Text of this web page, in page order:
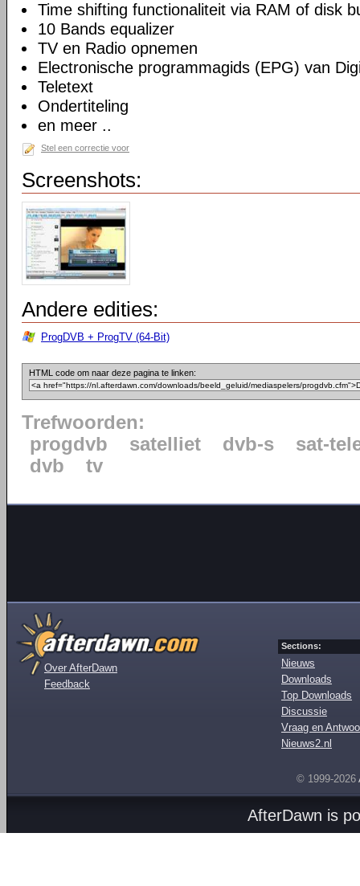
Time shifting functionaliteit via RAM of disk
10 Bands equalizer
TV en Radio opnemen
Electronische programmagids (EPG) van
Teletext
Ondertiteling
en meer ..
Stel een correctie voor
Screenshots:
Andere edities:
ProgDVB + ProgTV (64-Bit)
HTML code om naar deze pagina te linken:
Trefwoorden:
progdvb
satelliet dvb-s
sat-
dvb
tv
Over AfterDawn
Feedback
Sections:
Nieuws
Downloads
Top Downloads
Discussie
Vraag en
Nieuws2.nl
© 1999-2026
AfterDawn is